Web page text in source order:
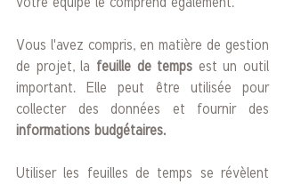
Vous l'avez compris, en matière de gestion
de projet, la feuille de temps est un outil
important. Elle peut être utilisée pour
informations budgétaires.
Utiliser les feuilles de temps se révèlent